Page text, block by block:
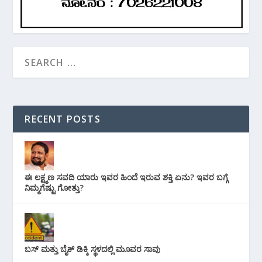
RECENT POSTS
ಈ ಲಕ್ಷ್ಮಣ ಸವದಿ ಯಾರು ಇವರ ಹಿಂದೆ ಇರುವ ಶಕ್ತಿ ಏನು? ಇವರ ಬಗ್ಗೆ
ನಿಮ್ಮಗೆಷ್ಟು ಗೋತ್ತು?
ಬಸ್ ಮತ್ತು ಬೈಕ್ ಡಿಕ್ಕಿ ಸ್ಥಳದಲ್ಲಿ ಮೂವರ ಸಾವು